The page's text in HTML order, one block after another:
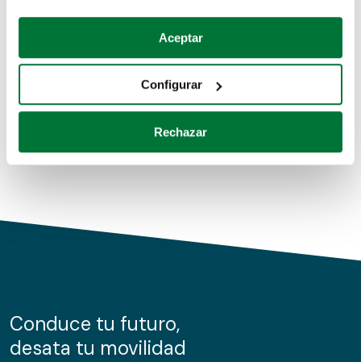
Si lo permite, también quisiéramos:
Recopilar información sobre su ubicación geográfica
Identificar su dispositivo analizándolo activamente
para buscar características específicas (huellas
Obtenga más información sobre cómo se procesan sus
de cookies.
información sobre el uso que haga del sitio web con
nuestros partners de redes sociales, publicidad y análisis
Aceptar
Configurar
Rechazar
Coches de segunda mano
Coches de km0
Conduce tu futuro,
desata tu movilidad